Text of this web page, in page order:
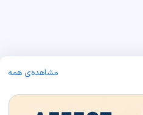
مشاهده‌ی همه